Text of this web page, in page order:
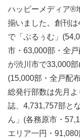
ハッピーメディア®
揃いました。創刊
で「ぶるぅむ」
市・63,000部・全戸
が渋川市で33,000
(15,000部・全戸配布
総発行部数は先月
誌、4,731,757部と
ん」(各務原市・
エリア一円・